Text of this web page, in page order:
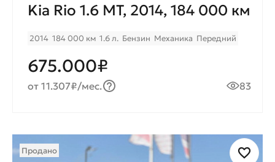
Kia Rio 1.6 MТ, 2014, 184 000 км
2014 184 000 км 1.6 л. Бензин Механика Передний
675.000₽
от 11.307₽/мес. 83
Продано